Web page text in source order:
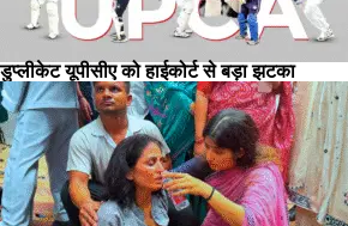
डुप्लीकेट यूपीसीए को हाईकोर्ट से बड़ा झटका